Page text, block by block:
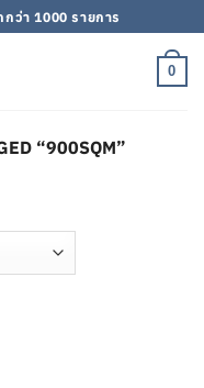
ว่า 1000 รายการ
0
“900SQM”